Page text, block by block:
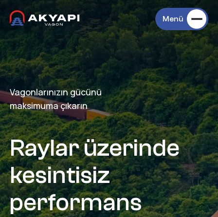
Menü
Vagonlarınızın gücünü
maksimuma çıkarın
Raylar üzerinde
kesintisiz
performans